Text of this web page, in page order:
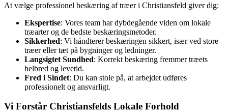
At vælge professionel beskæring af træer i Christiansfeld giver dig:
Ekspertise: Vores team har dybdegående viden om lokale
træarter og de bedste beskæringsmetoder.
Sikkerhed: Vi håndterer beskæringen sikkert, især ved store
træer eller tæt på bygninger og ledninger.
Langsigtet Sundhed: Korrekt beskæring fremmer træets
helbred og levetid.
Fred i Sindet: Du kan stole på, at arbejdet udføres
professionelt og ansvarligt.
Vi Forstår Christiansfelds Lokale Forhold